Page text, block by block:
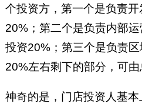
个投资方，第一个是负责
20%；第二个是负责内部运
投资20%；第三个是负责
20%左右剩下的部分，可由
神奇的是，门店投资人基本